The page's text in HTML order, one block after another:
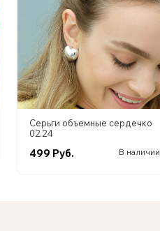
Серьги объемные сердечко
02.24
499 Руб. В наличии